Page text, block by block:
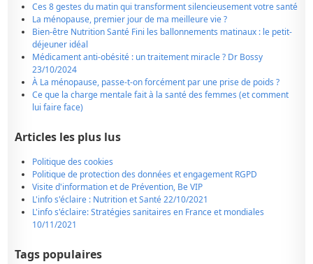
Ces 8 gestes du matin qui transforment silencieusement votre santé
La ménopause, premier jour de ma meilleure vie ?
Bien-être Nutrition Santé Fini les ballonnements matinaux : le petit-
déjeuner idéal
Médicament anti-obésité : un traitement miracle ? Dr Bossy
23/10/2024
À La ménopause, passe-t-on forcément par une prise de poids ?
Ce que la charge mentale fait à la santé des femmes (et comment
lui faire face)
Articles les plus lus
Politique des cookies
Politique de protection des données et engagement RGPD
Visite d'information et de Prévention, Be VIP
L'info s'éclaire : Nutrition et Santé 22/10/2021
L'info s'éclaire: Stratégies sanitaires en France et mondiales
10/11/2021
Tags populaires